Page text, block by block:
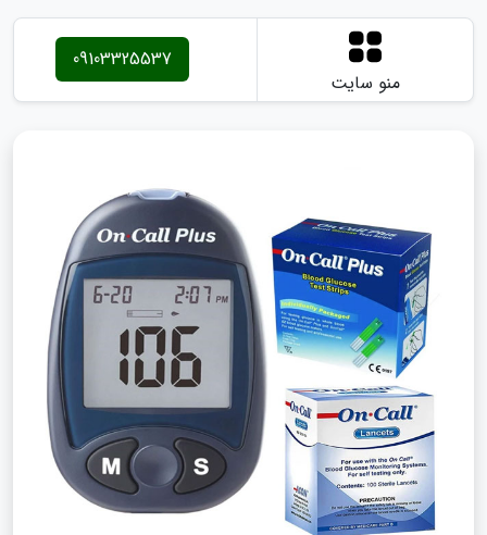
منو سایت
09103325537